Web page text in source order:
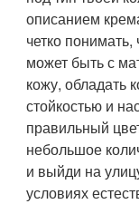
описанием
четко
может быть с
кожу, обладать
стойкостью и
правильный
небольшое
и выйди на
условиях